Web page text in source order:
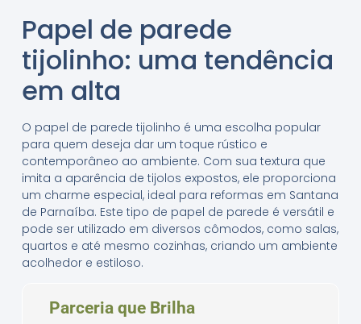
Papel de parede
tijolinho: uma tendência
em alta
O papel de parede tijolinho é uma escolha popular
para quem deseja dar um toque rústico e
contemporâneo ao ambiente. Com sua textura que
imita a aparência de tijolos expostos, ele proporciona
um charme especial, ideal para reformas em Santana
de Parnaíba. Este tipo de papel de parede é versátil e
pode ser utilizado em diversos cômodos, como salas,
quartos e até mesmo cozinhas, criando um ambiente
acolhedor e estiloso.
Parceria que Brilha